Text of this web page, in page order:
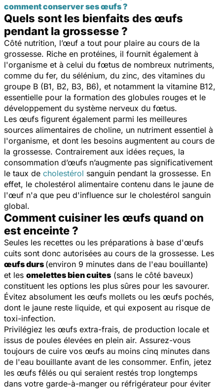
comment conserver ses œufs ?
Quels sont les bienfaits des œufs
pendant la grossesse ?
Côté nutrition, l’œuf a tout pour plaire au cours de la
grossesse. Riche en protéines, il fournit également à
l'organisme et à celui du fœtus de nombreux nutriments,
comme du fer, du sélénium, du zinc, des vitamines du
groupe B (B1, B2, B3, B6), et notamment la vitamine B12,
essentielle pour la formation des globules rouges et le
développement du système nerveux du fœtus.
Les œufs figurent également parmi les meilleures
sources alimentaires de choline, un nutriment essentiel à
l'organisme, et dont les besoins augmentent au cours de
la grossesse. Contrairement aux idées reçues, la
consommation d’œufs n’augmente pas significativement
le taux de cholestérol sanguin pendant la grossesse. En
effet, le cholestérol alimentaire contenu dans le jaune de
l'œuf n'a que peu d'influence sur le cholestérol sanguin
global.
Comment cuisiner les œufs quand on
est enceinte ?
Seules les recettes ou les préparations à base d'œufs
cuits sont donc autorisées au cours de la grossesse. Les
œufs durs (environ 9 minutes dans de l'eau bouillante)
et les omelettes bien cuites (sans le côté baveux)
constituent les options les plus sûres pour les savourer.
Évitez absolument les œufs mollets ou les œufs pochés,
dont le jaune reste liquide, et qui exposent au risque de
toxi-infection.
Privilégiez les œufs extra-frais, de production locale et
issus de poules élevées en plein air. Assurez-vous
toujours de cuire vos œufs au moins cinq minutes dans
de l'eau bouillante avant de les consommer. Enfin, jetez
les œufs fêlés ou qui seraient restés trop longtemps
dans votre garde-à-manger ou réfrigérateur pour éviter